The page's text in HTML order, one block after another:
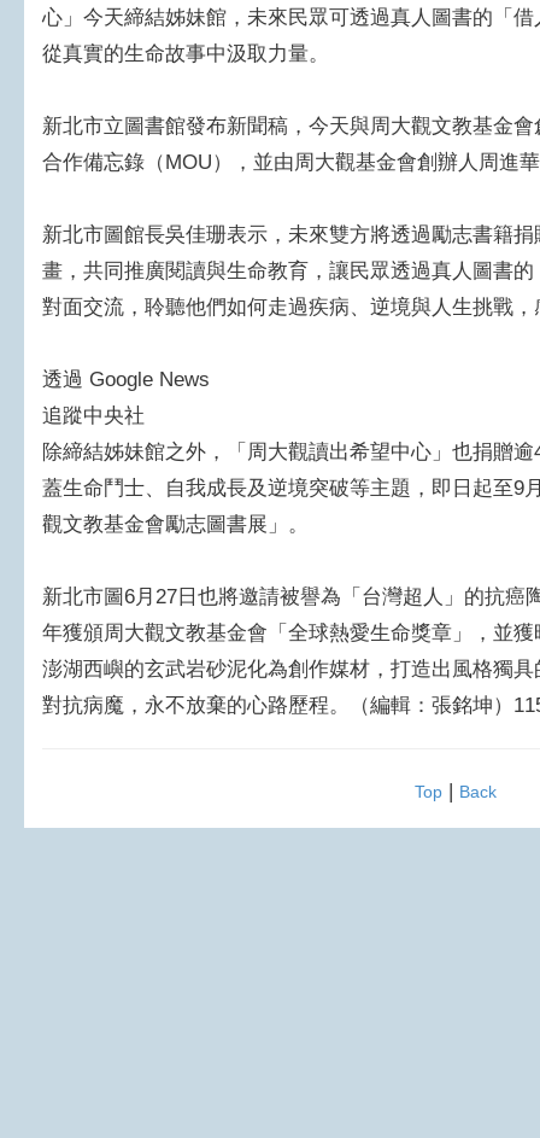
心」今天締結姊妹館，未來民眾可透過真人圖書的「
從真實的生命故事中汲取力量。
新北市立圖書館發布新聞稿，今天與周大觀文教基金
合作備忘錄（MOU），並由周大觀基金會創辦人周進
新北市圖館長吳佳珊表示，未來雙方將透過勵志書籍
畫，共同推廣閱讀與生命教育，讓民眾透過真人圖書
對面交流，聆聽他們如何走過疾病、逆境與人生挑戰
透過 Google News
追蹤中央社
除締結姊妹館之外，「周大觀讀出希望中心」也捐贈
蓋生命鬥士、自我成長及逆境突破等主題，即日起至9
觀文教基金會勵志圖書展」。
新北市圖6月27日也將邀請被譽為「台灣超人」的抗癌
年獲頒周大觀文教基金會「全球熱愛生命獎章」，並
澎湖西嶼的玄武岩砂泥化為創作媒材，打造出風格獨
對抗病魔，永不放棄的心路歷程。（編輯：張銘坤）
Top| Back